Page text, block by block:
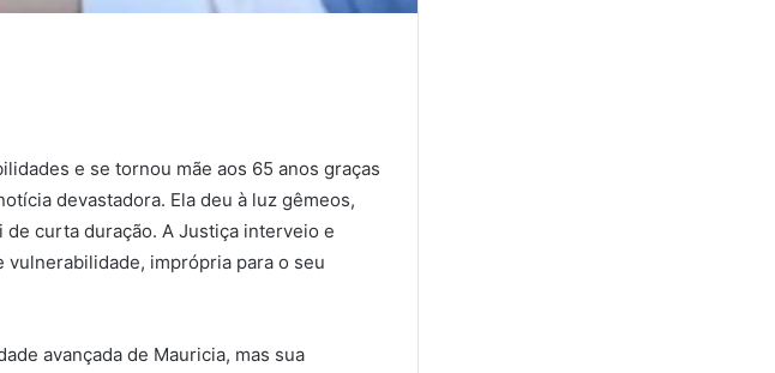
e se tornou mãe aos 65 anos graças
devastadora. Ela deu à luz gêmeos,
curta duração. A Justiça interveio e
vulnerabilidade, imprópria para o seu
avançada de Mauricia, mas sua